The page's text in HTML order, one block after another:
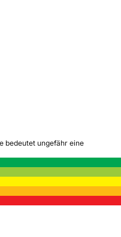
bedeutet ungefähr eine